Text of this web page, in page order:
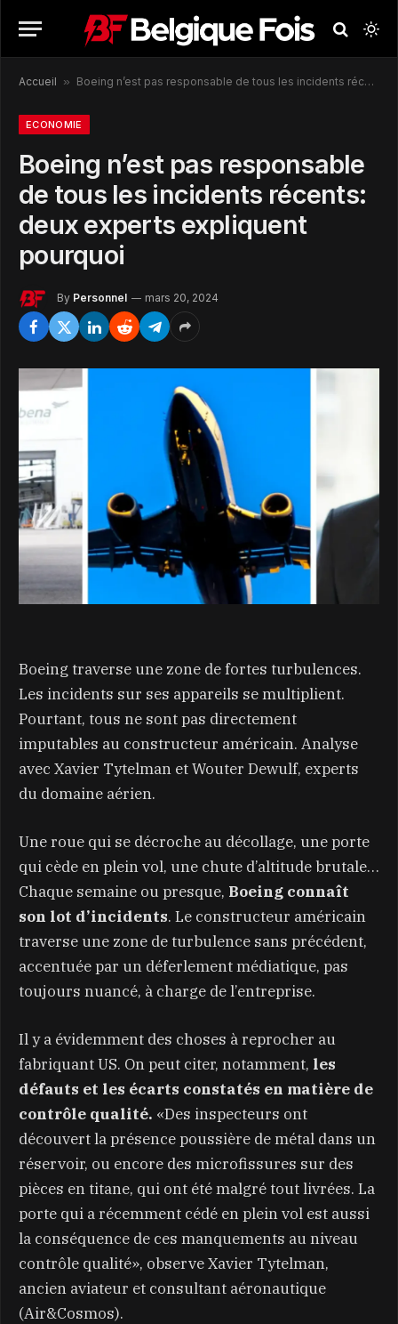
Accueil » Boeing n’est pas responsable de tous les incidents récents: deux experts expliquent pourquoi
ECONOMIE
Boeing n’est pas responsable
de tous les incidents récents:
deux experts expliquent
pourquoi
By Personnel mars 20, 2024
Boeing traverse une zone de fortes turbulences.
Les incidents sur ses appareils se multiplient.
Pourtant, tous ne sont pas directement
imputables au constructeur américain. Analyse
avec Xavier Tytelman et Wouter Dewulf, experts
du domaine aérien.
Une roue qui se décroche au décollage, une porte
qui cède en plein vol, une chute d’altitude brutale…
Chaque semaine ou presque, Boeing connaît
son lot d’incidents. Le constructeur américain
traverse une zone de turbulence sans précédent,
accentuée par un déferlement médiatique, pas
toujours nuancé, à charge de l’entreprise.
Il y a évidemment des choses à reprocher au
fabriquant US. On peut citer, notamment, les
défauts et les écarts constatés en matière de
contrôle qualité. «Des inspecteurs ont
découvert la présence poussière de métal dans un
réservoir, ou encore des microfissures sur des
pièces en titane, qui ont été malgré tout livrées. La
porte qui a récemment cédé en plein vol est aussi
la conséquence de ces manquements au niveau
contrôle qualité», observe Xavier Tytelman,
ancien aviateur et consultant aéronautique
(Air&Cosmos).